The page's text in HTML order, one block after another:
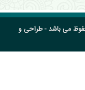
می باشد - طراحی و